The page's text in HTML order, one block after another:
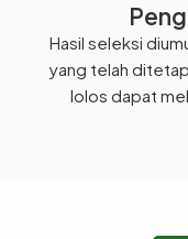
Hasil seleksi
yang telah
lolos dapat